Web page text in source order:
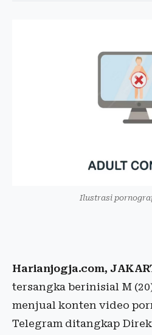
Ilustrasi
Harianjogja.com,
tersangka berinisial M
menjual konten video
Telegram ditangkap